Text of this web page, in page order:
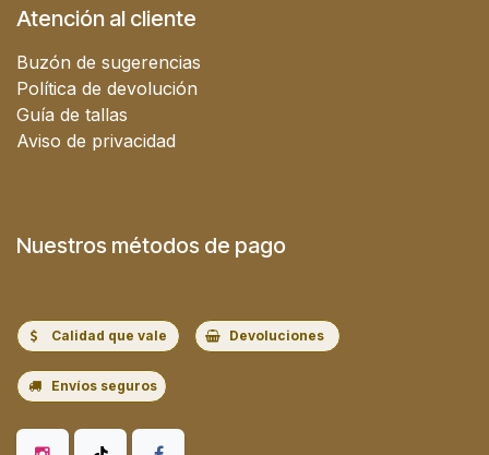
Atención al cliente
Buzón de sugerencias
Política de devolución
Guía de tallas
Aviso de privacidad
Nuestros métodos de pago
Calidad que vale Devoluciones
Envíos seguros